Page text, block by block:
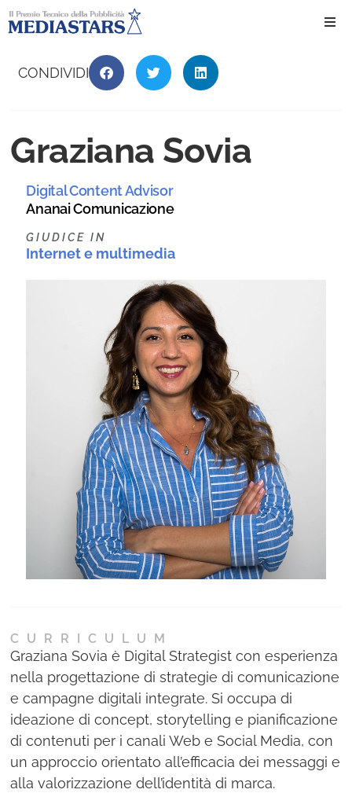
CONDIVIDI
Graziana Sovia
Digital Content Advisor
Ananai Comunicazione
GIUDICE IN
Internet e multimedia
CURRICULUM
Graziana Sovia è Digital Strategist con esperienza
nella progettazione di strategie di comunicazione
e campagne digitali integrate. Si occupa di
ideazione di concept, storytelling e pianificazione
di contenuti per i canali Web e Social Media, con
un approccio orientato all’efficacia dei messaggi e
alla valorizzazione dell’identità di marca.